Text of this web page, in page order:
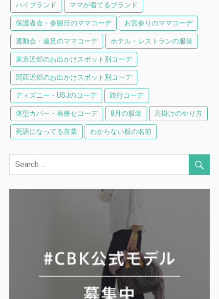
ハイブランド ママが着てるブランド
保護者会・参観日のママコーデ お宮参りのママコーデ
運動会・遠足のママコーデ ホテル・レストランの服装
東京近郊のお出かけスポット別コーデ
関西近郊のお出かけスポット別コーデ
ディズニー・USJのコーデ 旅行コーデ
体型カバー・着痩せコーデ 8月の服装 肩掛けのやり方
死語になってる言葉 わからない服の名前